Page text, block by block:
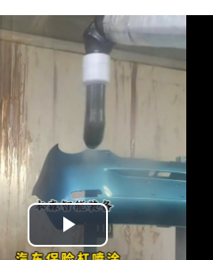
Play